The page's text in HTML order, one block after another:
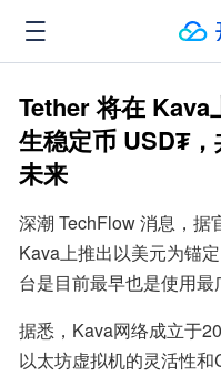
Tether 将在 Kava
生稳定币 USD₮
未来
深潮 TechFlow 消息，据
Kava上推出以美元为锚
台是目前最早也是使用最
据悉，Kava网络成立于
以太坊虚拟机的灵活性和